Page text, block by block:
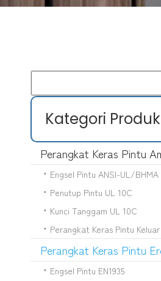
Kategori Produk
Perangkat Keras Pintu
Engsel Pintu ANSI-UL/BHMA
Penutup Pintu UL 10C
Kunci Tanggam UL 10C
Perangkat Keras Pintu
Engsel Pintu EN1935